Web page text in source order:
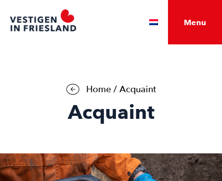
Menu
Home/ Acquaint
Acquaint